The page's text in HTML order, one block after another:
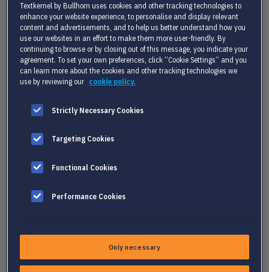
GEAUTOMATISEERDE INTERACTIE MET
KANDIDATEN
Snellere, boeiendere en gepersonaliseerde interacties met
omgeving. Dit draagt bij aan een kortere totale wervingstijd
Textkernel by Bullhorn uses cookies and other tracking technologies to
enhance your website experience, to personalise and display relevant
content and advertisements, and to help us better understand how you
use our websites in an effort to make them more user-friendly. By
continuing to browse or by closing out of this message, you indicate your
agreement. To set your own preferences, click “Cookie Settings” and you
can learn more about the cookies and other tracking technologies we
use by reviewing our cookie policy.
Strictly Necessary Cookies
Targeting Cookies
Functional Cookies
Performance Cookies
Only necessary